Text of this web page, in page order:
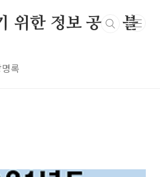
위한 정보 공유 블
록